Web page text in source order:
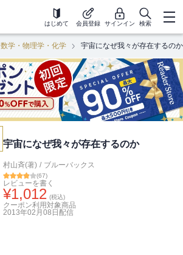
はじめて 会員登録 サインイン 検索
数学・物理学・化学 宇宙になぜ我々が存在するのか
宇宙になぜ我々が存在するのか
村山斉(著) / ブルーバックス
(67)
レビューを書く
¥1,012 (税込)
クーポン利用対象商品
2013年02月08日 配信